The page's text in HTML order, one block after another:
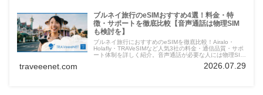
ブルネイ旅行のeSIMおすすめ4選！料金・特
徴・サポートを徹底比較【音声通話は物理SIM
も検討を】
ブルネイ旅行におすすめのeSIMを徹底比較！Airalo・
Holafly・TRAVeSIMなど人気3社の料金・通信品質・サポ
ート体制を詳しく紹介。音声通話が必要な人には物理SIM
traveeenet.com 2026.07.29